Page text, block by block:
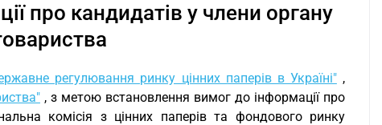
про кандидатів у члени органу
регулювання ринку цінних паперів в Україні",
, з метою встановлення вимог до інформації про
комісія з цінних паперів та фондового ринку